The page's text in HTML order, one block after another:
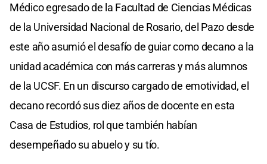
Médico egresado de la Facultad de Ciencias Médicas
de la Universidad Nacional de Rosario, del Pazo desde
este año asumió el desafío de guiar como decano a la
unidad académica con más carreras y más alumnos
de la UCSF. En un discurso cargado de emotividad, el
decano recordó sus diez años de docente en esta
Casa de Estudios, rol que también habían
desempeñado su abuelo y su tío.